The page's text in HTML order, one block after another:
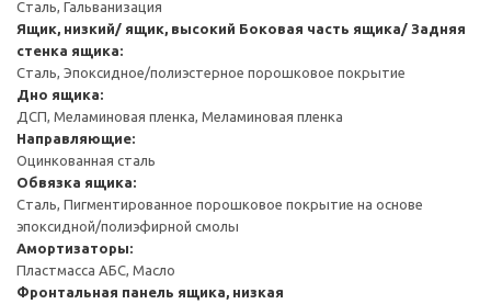
Сталь, Гальванизация
Ящик, низкий/ ящик, высокий Боковая часть ящика/ Задняя
стенка ящика:
Сталь, Эпоксидное/полиэстерное порошковое покрытие
Дно ящика:
ДСП, Меламиновая пленка, Меламиновая пленка
Направляющие:
Оцинкованная сталь
Обвязка ящика:
Сталь, Пигментированное порошковое покрытие на основе
эпоксидной/полиэфирной смолы
Амортизаторы:
Пластмасса АБС, Масло
Фронтальная панель ящика, низкая